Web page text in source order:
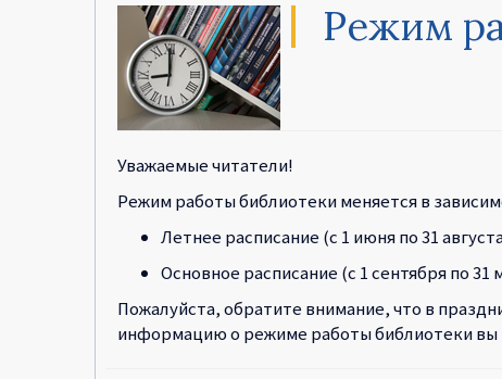
Режим
Уважаемые читатели!
Режим работы библиотеки меняется в
Летнее расписание (с 1 июня по 31
Основное расписание (с 1 сентября по 31
Пожалуйста, обратите внимание, что в
информацию о режиме работы библиотеки вы